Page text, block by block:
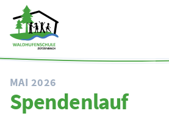
Waldhufenschule
MAI 2026
Spendenlauf